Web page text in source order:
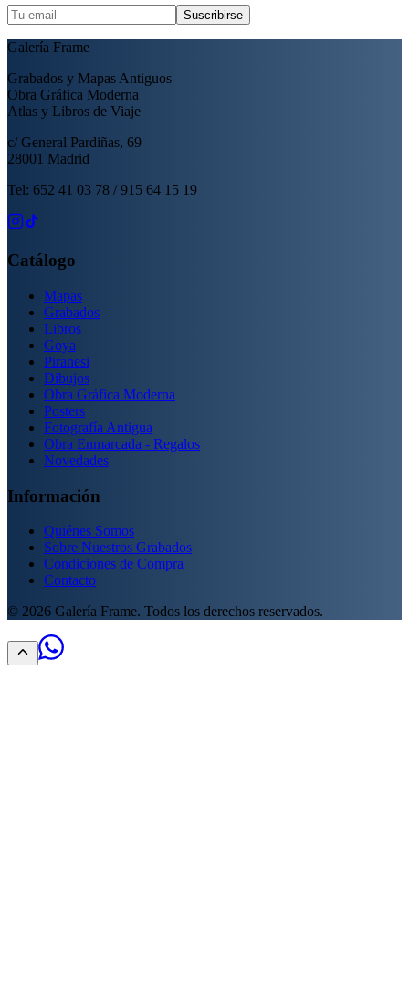
Suscribirse
Galería Frame
Grabados y Mapas Antiguos
Obra Gráfica Moderna
Atlas y Libros de Viaje
c/ General Pardiñas, 69
28001 Madrid
Tel: 652 41 03 78 / 915 64 15 19
Catálogo
Mapas
Grabados
Libros
Goya
Piranesi
Dibujos
Obra Gráfica Moderna
Posters
Fotografía Antigua
Obra Enmarcada - Regalos
Novedades
Información
Quiénes Somos
Sobre Nuestros Grabados
Condiciones de Compra
Contacto
© 2026 Galería Frame. Todos los derechos reservados.